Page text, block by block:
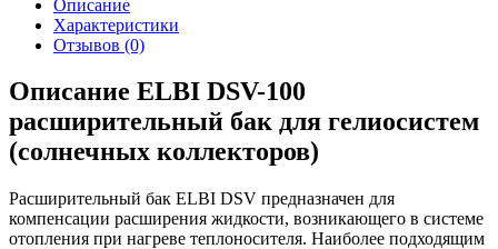
Описание
Характеристики
Отзывов (0)
Описание ELBI DSV-100
расширительный бак для гелиосистем
(солнечных коллекторов)
Расширительный бак ELBI DSV предназначен для
компенсации расширения жидкости, возникающего в системе
отопления при нагреве теплоносителя. Наиболее подходящим